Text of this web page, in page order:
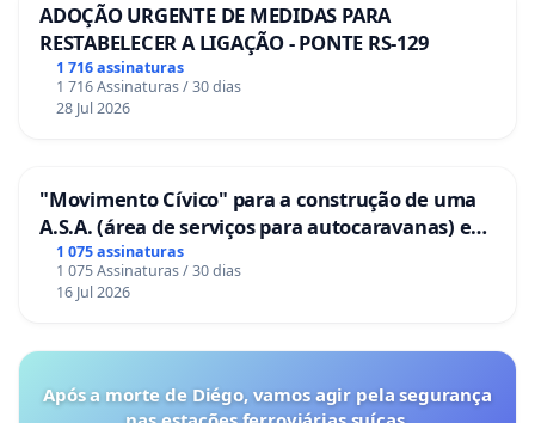
Estes gestores da Petrobras que
irresponsavelmente não fizeram os repasses para
equilibrar o plano PPSP desde que o plano foi
encontram na administração da companhia e da
própria Petros, sem agir e ainda recebendo altos
salários.
E agora o Petros 2 que é um plano CD também se
encontra com déficit considerável, sob a mão dos
ADOÇÃO URGENTE DE MEDIDAS PARA
RESTABELECER A LIGAÇÃO - PONTE RS-129
1 716 assinaturas
1 716 Assinaturas / 30 dias
28 Jul 2026
"Movimento Cívico" para a construção de uma
A.S.A. (área de serviços para autocaravanas) em
Coimbra
1 075 assinaturas
1 075 Assinaturas / 30 dias
16 Jul 2026
Após a morte de Diégo, vamos agir pela segurança